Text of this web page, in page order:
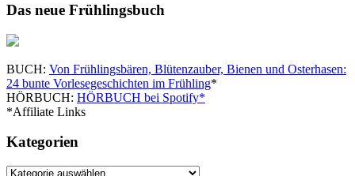
Das neue Frühlingsbuch
BUCH: Von Frühlingsbären, Blütenzauber, Bienen und Osterhasen:
24 bunte Vorlesegeschichten im Frühling*
HÖRBUCH: HÖRBUCH bei Spotify*
*Affiliate Links
Kategorien
Kategorien